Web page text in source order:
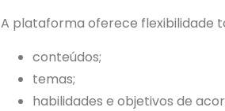
A plataforma oferece flexibilidade
conteúdos;
temas;
habilidades e objetivos de